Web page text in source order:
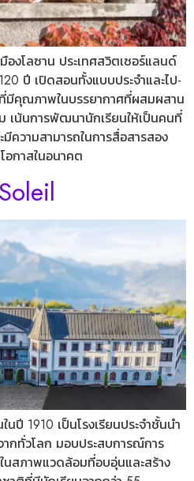
องโลซาน ประเทศสวิตเซอร์แลนด์
ปี เปิดสอนทั้งแบบประจำและไป-
มีคุณภาพในบรรยากาศที่ผสมผสาน
เน้นการพัฒนานักเรียนให้เป็นคนที่
วามสามารถในการสื่อสารสอง
อกาสในอนาคต
ปี 1910 เป็นโรงเรียนประจำชั้นนำ
ากทั่วโลก มอบประสบการณ์การ
นสภาพแวดล้อมที่อบอุ่นและสร้าง